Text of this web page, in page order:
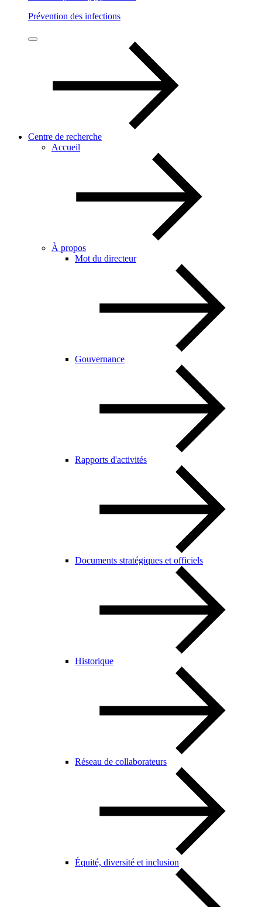
Prévention des infections
Centre de recherche
Accueil
À propos
Mot du directeur
Gouvernance
Rapports d'activités
Documents stratégiques et officiels
Historique
Réseau de collaborateurs
Équité, diversité et inclusion